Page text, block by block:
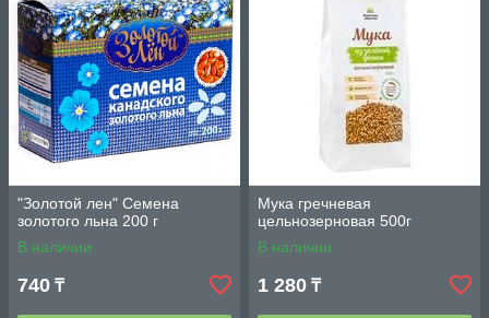
"Золотой лен" Семена
золотого льна 200 г
В наличии
740 ₸
Мука гречневая
цельнозерновая 500г
В наличии
1 280 ₸